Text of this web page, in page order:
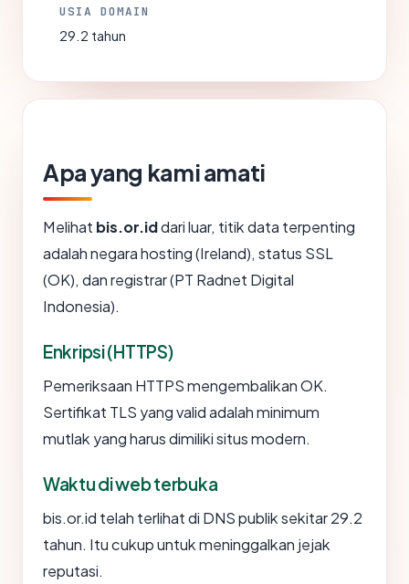
USIA DOMAIN
29.2 tahun
Apa yang kami amati
Melihat bis.or.iddari luar, titik data terpenting
adalah negara hosting (Ireland), status SSL
(OK), dan registrar (PT Radnet Digital
Indonesia).
Enkripsi (HTTPS)
Pemeriksaan HTTPS mengembalikan OK.
Sertifikat TLS yang valid adalah minimum
mutlak yang harus dimiliki situs modern.
Waktu di web terbuka
bis.or.id telah terlihat di DNS publik sekitar 29.2
tahun. Itu cukup untuk meninggalkan jejak
reputasi.